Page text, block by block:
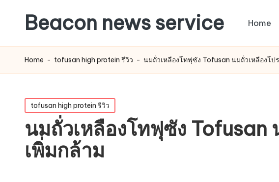
Beacon news service Home
Home - tofusan high protein รีวิว - นมถั่วเหลืองโทฟุซัง Tofusan นมถั่วเหลืองโ
Posted
in
tofusan high protein รีวิว
นมถั่วเหลืองโทฟุซัง
เพิ่มกล้าม